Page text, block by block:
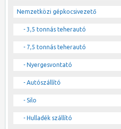
Nemzetközi gépkocsivezető
- 3,5 tonnás teherautó
- 7,5 tonnás teherautó
- Nyergesvontató
- Autószállító
- Silo
- Hulladék szállító